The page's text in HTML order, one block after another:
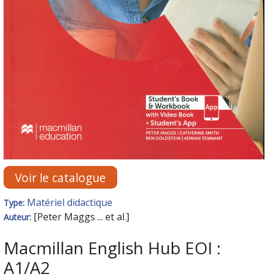
Voir le catalogue
Type: Matériel didactique
Auteur: [Peter Maggs ... et al.]
Macmillan English Hub EOI :
A1/A2